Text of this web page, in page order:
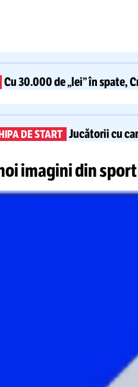
Cu 30.000 de „lei” în spate,
DE START Jucătorii cu
imagini din sport